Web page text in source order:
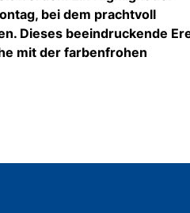
bei dem prachtvoll
Dieses beeindruckende
mit der farbenfrohen